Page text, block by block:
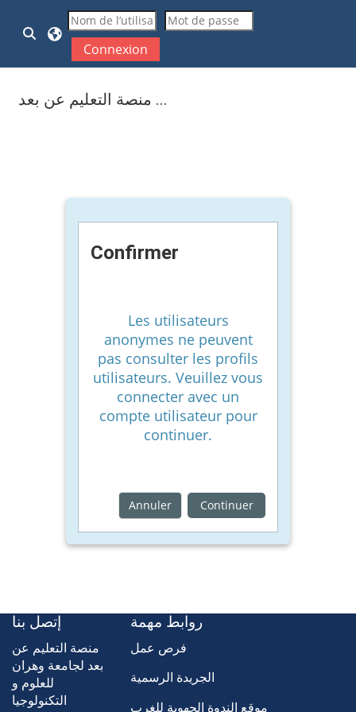
Passer au contenu principal
Activer/désactiver la saisie de recherche
Connexion
منصة التعليم عن بعد ...
Confirmer
Les utilisateurs
anonymes ne peuvent
pas consulter les profils
utilisateurs. Veuillez vous
connecter avec un
compte utilisateur pour
continuer.
Annuler Continuer
إتصل بنا
منصة التعليم عن
بعد لجامعة وهران
للعلوم و
التكنولوجيا
روابط مهمة
فرص عمل
الجريدة الرسمية
موقع الندوة الجهوية للغرب